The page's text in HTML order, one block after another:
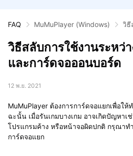
FAQ MuMuPlayer (Windows)
วิธี
ด
วิธีสลับการใช้งานระหว่
และการ์ดจอออนบอร์ด
12 พ.ย. 2021
MuMuPlayer ต้องการการ์ดจอแยกเพื่อให้
ฉะนั้น เมื่อรันเกมบางเกม อาจเกิดปัญหาเ
โปรแกรมค้าง หรือหน้าจอผิดปกติ กรุณาท
การ์ดจอแยก